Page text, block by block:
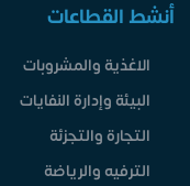
أنشط القطاعات
الاغذية والمشروبات
البيئة وإدارة النفايات
التجارة والتجزئة
الترفيه والرياضة